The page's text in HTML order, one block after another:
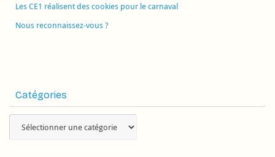
Les CE1 réalisent des cookies pour le carnaval
Nous reconnaissez-vous ?
Catégories